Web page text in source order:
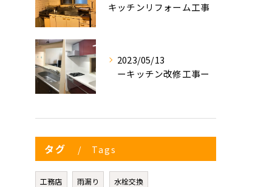
キッチンリフォーム工事
2023/05/13
ーキッチン改修工事ー
タグ Tags
工務店 雨漏り 水栓交換